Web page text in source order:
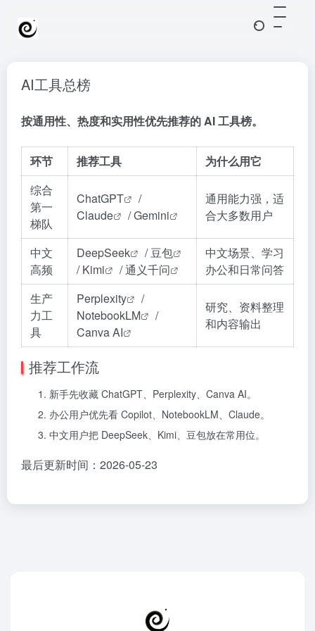
AI工具总榜
按通用性、热度和实用性优先推荐的 AI 工具榜。
环节 推荐工具
为什么用它
综合
第一
梯队
ChatGPT
/
Claude
/Gemini
通用能力强，适
合大多数用户
中文
高频
DeepSeek /豆包
/Kimi /通义千问
中文场景、学习
办公和日常问答
生产
力工
具
Perplexity
/
NotebookLM
/
Canva AI
研究、资料整理
和内容输出
推荐工作流
新手先收藏 ChatGPT、Perplexity、Canva AI。
办公用户优先看 Copilot、NotebookLM、Claude。
中文用户把 DeepSeek、Kimi、豆包放在常用位。
最后更新时间：2026-05-23